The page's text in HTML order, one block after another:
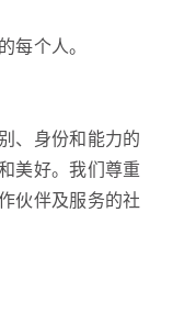
每个人。
、身份和能力的
美好。我们尊重
伙伴及服务的社